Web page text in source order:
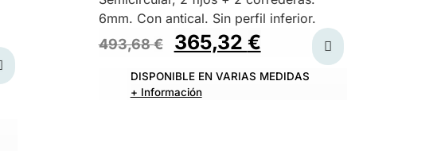
6mm. Con antical. Sin perfil inferior.
493,68€ 365,32 €
DISPONIBLE EN VARIAS MEDIDAS
+ Información